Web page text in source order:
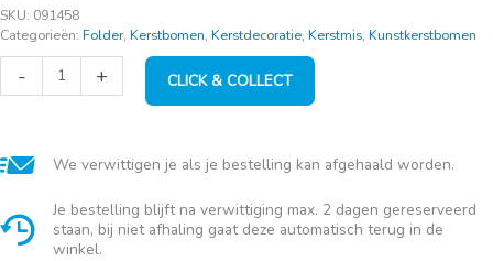
SKU: 091458
Categorieën: Folder, Kerstbomen, Kerstdecoratie, Kerstmis, Kunstkerstbomen
-
Kerstboom
Bayberry
+ CLICK & COLLECT
We verwittigen je als je bestelling kan afgehaald worden.
Je bestelling blijft na verwittiging max. 2 dagen gereserveerd
staan, bij niet afhaling gaat deze automatisch terug in de
winkel.